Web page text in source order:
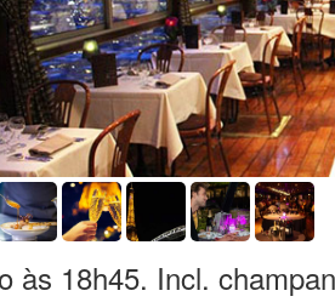
às 18h45. Incl.